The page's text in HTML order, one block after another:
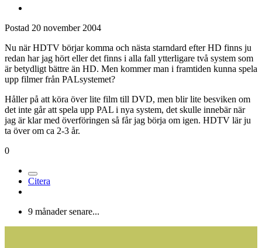
Postad 20 november 2004
Nu när HDTV börjar komma och nästa starndard efter HD finns ju
redan har jag hört eller det finns i alla fall ytterligare två system som
är betydligt bättre än HD. Men kommer man i framtiden kunna spela
upp filmer från PALsystemet?
Håller på att köra över lite film till DVD, men blir lite besviken om
det inte går att spela upp PAL i nya system, det skulle innebär när
jag är klar med överföringen så får jag börja om igen. HDTV lär ju
ta över om ca 2-3 år.
0
Citera
9 månader senare...